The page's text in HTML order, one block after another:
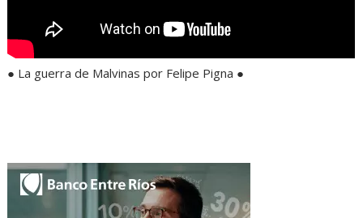
● La guerra de Malvinas por Felipe Pigna ●